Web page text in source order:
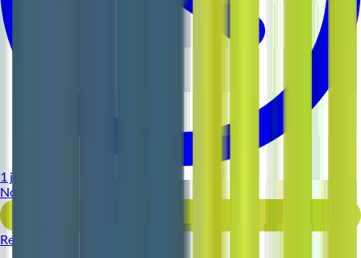
1 jour
Nouveau
Reso 44